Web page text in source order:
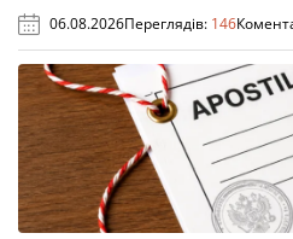
06.08.2026Переглядів: 146